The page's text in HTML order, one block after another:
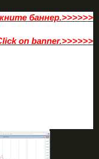
баннер.>>>>>>
on banner.>>>>>>